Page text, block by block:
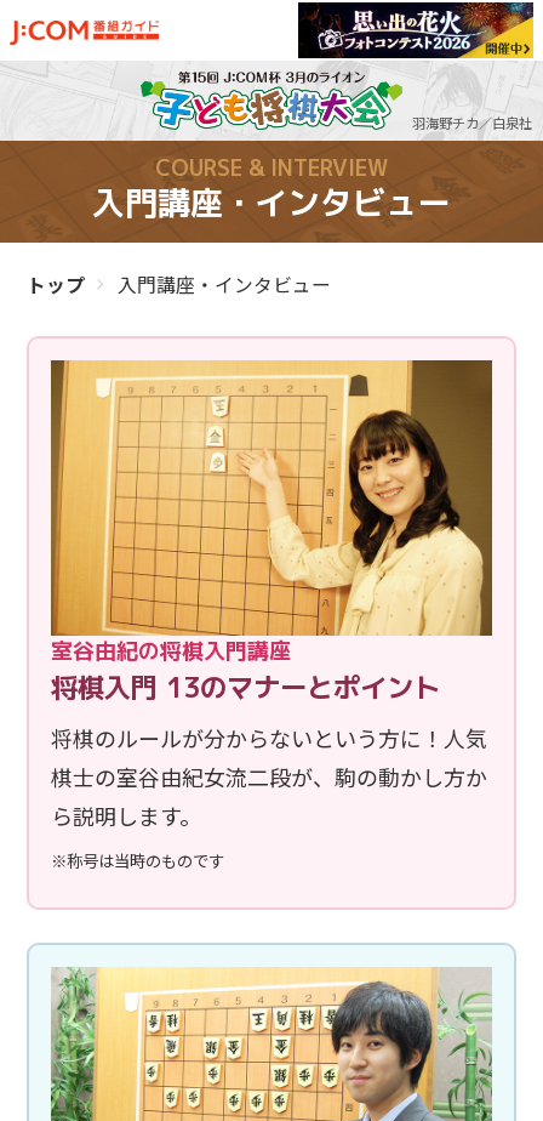
トップ
子ども将棋大会について
大会日程・参加申込
大会結果速報
過去の大会
将棋の駒 性格診断
入門講座・インタビュー
Facebook
羽海野チカ／白泉社
COURSE & INTERVIEW
入門講座・インタビュー
トップ 入門講座・インタビュー
室谷由紀の将棋入門講座
将棋入門 13のマナーとポイント
将棋のルールが分からないという方に！人気
棋士の室谷由紀女流二段が、駒の動かし方か
ら説明します。
※称号は当時のものです